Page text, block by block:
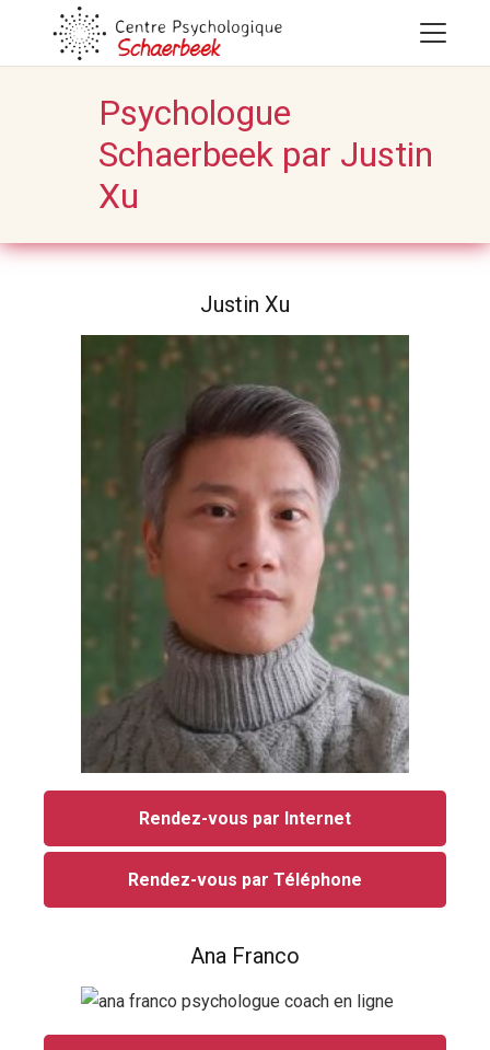
Psychologue
Schaerbeek par Justin
Xu
Justin Xu
Rendez-vous par Internet
Rendez-vous par Téléphone
Ana Franco